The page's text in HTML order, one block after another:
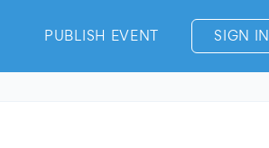
PUBLISH EVENT SIGN IN